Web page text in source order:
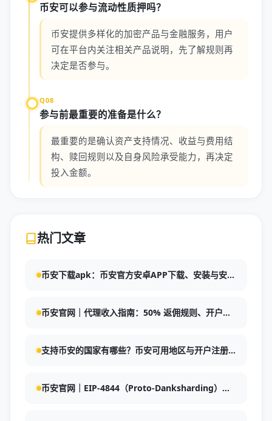
币安可以参与流动性质押吗？
币安提供多样化的加密产品与金融服务，用户
可在平台内关注相关产品说明，先了解规则再
决定是否参与。
Q08
参与前最重要的准备是什么？
最重要的是确认资产支持情况、收益与费用结
构、赎回规则以及自身风险承受能力，再决定
投入金额。
热门文章
币安下载apk：币安官方安卓APP下载、安装与安全
币安官网｜代理收入指南：50% 返佣规则、开户流
支持币安的国家有哪些？币安可用地区与开户注册
币安官网｜EIP-4844（Proto-Danksharding）详